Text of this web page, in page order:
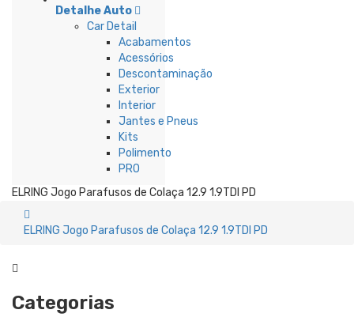
Detalhe Auto
Car Detail
Acabamentos
Acessórios
Descontaminação
Exterior
Interior
Jantes e Pneus
Kits
Polimento
PRO
ELRING Jogo Parafusos de Colaça 12.9 1.9TDI PD
ELRING Jogo Parafusos de Colaça 12.9 1.9TDI PD
Categorias